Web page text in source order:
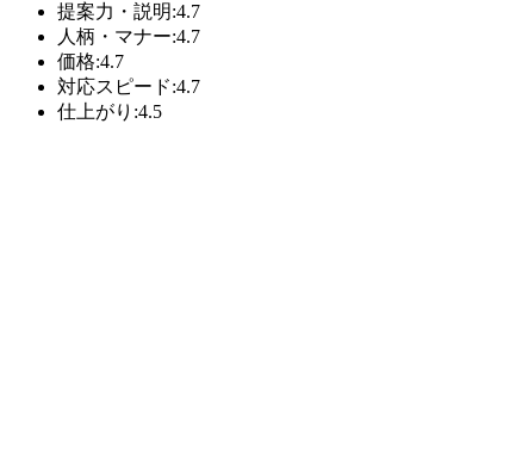
提案力・説明:4.7
人柄・マナー:4.7
価格:4.7
対応スピード:4.7
仕上がり:4.5